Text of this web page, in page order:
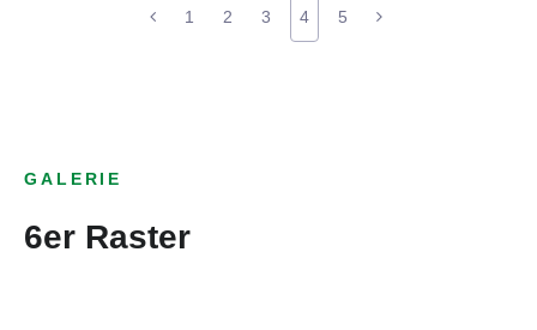
1 2 3 4 5
GALERIE
6er Raster